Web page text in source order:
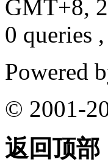
GMT+8,
0 queries
Powered
© 2001-
返回顶部